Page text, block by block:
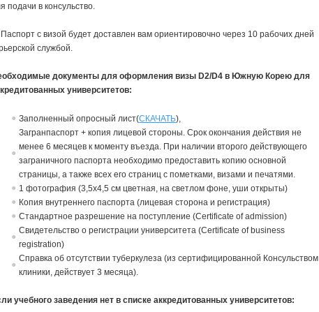
подачи в консульство.
с визой будет доставлен вам ориентировочно через 10 рабочих дней
службой.
документы для оформления визы D2/D4 в Южную Корею для
университетов:
Заполненный опросный лист(СКАЧАТЬ),
Загранпаспорт + копия лицевой стороны. Срок окончания действия не
менее 6 месяцев к моменту въезда. При наличии второго действующего
заграничного паспорта необходимо предоставить копию основной
страницы, а также всех его страниц с пометками, визами и печатями.
1 фотография (3,5х4,5 см цветная, на светлом фоне, уши открыты)
Копия внутреннего паспорта (лицевая сторона и регистрация)
Стандартное разрешение на поступление (Certificate of admission)
Свидетельство о регистрации университета (Certificate of business
registration)
Справка об отсутствии туберкулеза (из сертифицированной Консульством
клиники, действует 3 месяца).
учебного заведения нет в списке аккредитованных университетов: